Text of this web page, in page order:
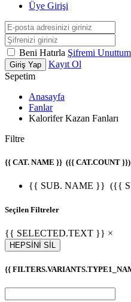
Üye Girişi
Beni Hatırla Şifremi Unuttum
Giriş Yap
Kayıt Ol
Sepetim
Anasayfa
Fanlar
Kalorifer Kazan Fanları
Filtre
{{ CAT. NAME }} ({{ CAT.COUNT }})
{{ SUB. NAME }} ({{
Seçilen Filtreler
{{ SELECTED.TEXT }} ×
HEPSİNİ SİL
{{